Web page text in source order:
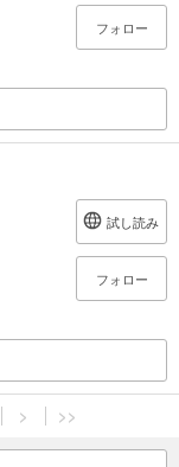
フォロー
試し読み
フォロー
> >>